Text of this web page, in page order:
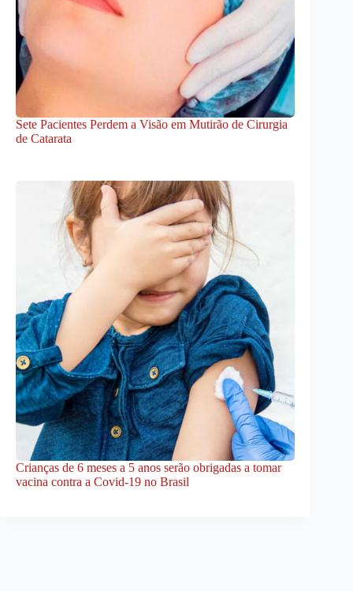
Sete Pacientes Perdem a Visão em Mutirão de Cirurgia
de Catarata
Crianças de 6 meses a 5 anos serão obrigadas a tomar
vacina contra a Covid-19 no Brasil